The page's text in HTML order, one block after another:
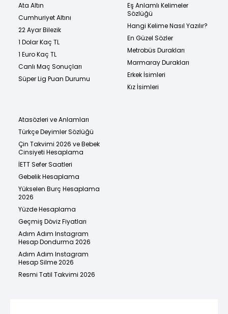
Ata Altın
Cumhuriyet Altını
22 Ayar Bilezik
1 Dolar Kaç TL
1 Euro Kaç TL
Canlı Maç Sonuçları
Süper Lig Puan Durumu
Eş Anlamlı Kelimeler
Sözlüğü
Hangi Kelime Nasıl Yazılır?
En Güzel Sözler
Metrobüs Durakları
Marmaray Durakları
Erkek İsimleri
Kız İsimleri
Atasözleri ve Anlamları
Türkçe Deyimler Sözlüğü
Çin Takvimi 2026 ve Bebek
Cinsiyeti Hesaplama
İETT Sefer Saatleri
Gebelik Hesaplama
Yükselen Burç Hesaplama
2026
Yüzde Hesaplama
Geçmiş Döviz Fiyatları
Adım Adım Instagram
Hesap Dondurma 2026
Adım Adım Instagram
Hesap Silme 2026
Resmi Tatil Takvimi 2026